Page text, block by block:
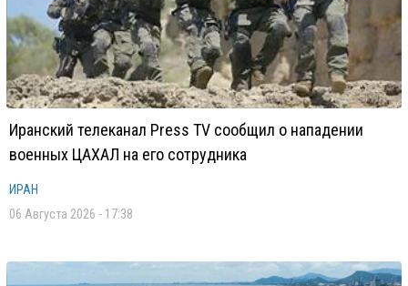
Иранский телеканал Press TV сообщил о нападении
военных ЦАХАЛ на его сотрудника
ИРАН
06 Августа 2026 - 17:38